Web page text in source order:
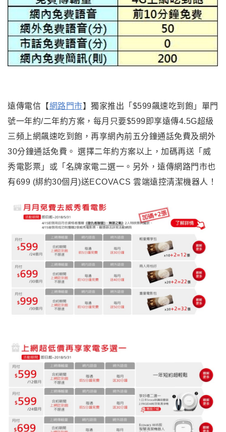
遠傳電信【網路門市】獨家推出「$599飆速吃到飽」單門
號一年約/二年約方案，每月只要$599即享遠傳4.5G超級
三頻上網飆速吃到飽，再享網內前五分鐘通話免費及網外
30分鐘通話免費。 選擇二年約方案以上，加碼再送「威
秀電影票」或「名牌家電二選一。另外，遠傳網路門市也
有699 (綁約30個月)送ECOVACS 雲端遠控清潔機器人！